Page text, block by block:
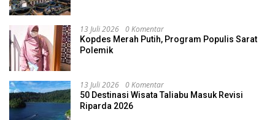
13 Juli 2026 0 Komentar
Kopdes Merah Putih, Program Populis Sarat
Polemik
13 Juli 2026 0 Komentar
50 Destinasi Wisata Taliabu Masuk Revisi
Riparda 2026